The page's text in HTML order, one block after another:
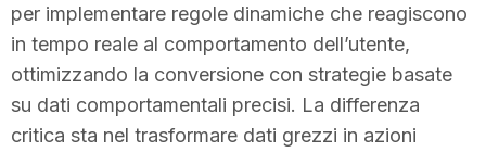
per implementare regole dinamiche che reagiscono
in tempo reale al comportamento dell’utente,
ottimizzando la conversione con strategie basate
su dati comportamentali precisi. La differenza
critica sta nel trasformare dati grezzi in azioni